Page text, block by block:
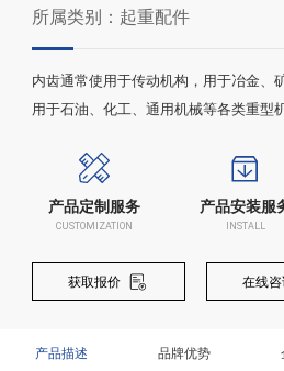
所属类别：起重配件
内齿通常使用于传动机构，用于冶金、
用于石油、化工、通用机械等各类重型
换型效率，确保交付和品质。
产品定制服务
CUSTOMIZATION
产品安装服
INSTALL
获取报价 在线咨
产品描述 品牌优势